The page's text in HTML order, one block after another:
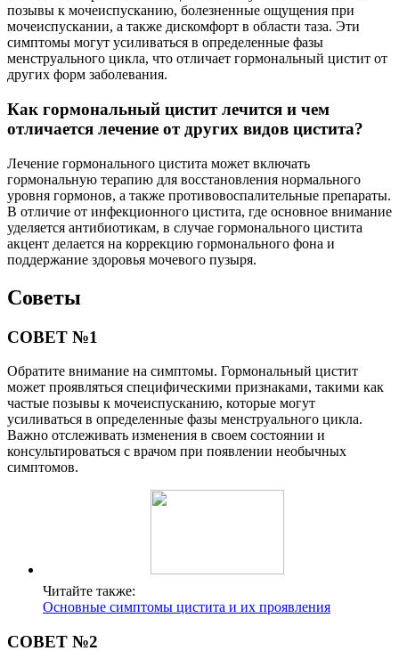
позывы к мочеиспусканию, болезненные ощущения при
мочеиспускании, а также дискомфорт в области таза. Эти
симптомы могут усиливаться в определенные фазы
менструального цикла, что отличает гормональный цистит от
других форм заболевания.
Как гормональный цистит лечится и чем
отличается лечение от других видов цистита?
Лечение гормонального цистита может включать
гормональную терапию для восстановления нормального
уровня гормонов, а также противовоспалительные препараты.
В отличие от инфекционного цистита, где основное внимание
уделяется антибиотикам, в случае гормонального цистита
акцент делается на коррекцию гормонального фона и
поддержание здоровья мочевого пузыря.
Советы
СОВЕТ №1
Обратите внимание на симптомы. Гормональный цистит
может проявляться специфическими признаками, такими как
частые позывы к мочеиспусканию, которые могут
усиливаться в определенные фазы менструального цикла.
Важно отслеживать изменения в своем состоянии и
консультироваться с врачом при появлении необычных
симптомов.
Читайте также:
Основные симптомы цистита и их проявления
СОВЕТ №2